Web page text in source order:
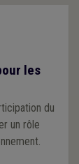
les
du
un rôle